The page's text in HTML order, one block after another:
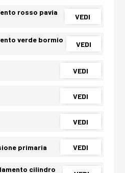
rosso pavia
VEDI
verde bormio
VEDI
VEDI
VEDI
VEDI
primaria VEDI
cilindro